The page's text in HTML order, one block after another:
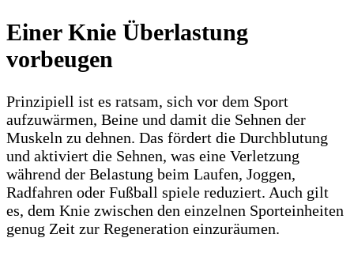
Einer Knie Überlastung
vorbeugen
Prinzipiell ist es ratsam, sich vor dem Sport
aufzuwärmen, Beine und damit die Sehnen der
Muskeln zu dehnen. Das fördert die Durchblutung
und aktiviert die Sehnen, was eine Verletzung
während der Belastung beim Laufen, Joggen,
Radfahren oder Fußball spiele reduziert. Auch gilt
es, dem Knie zwischen den einzelnen Sporteinheiten
genug Zeit zur Regeneration einzuräumen.